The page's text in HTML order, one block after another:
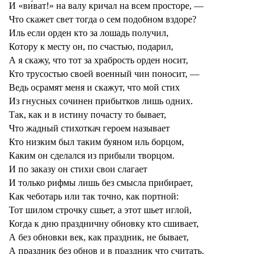
И «ви́ват!» на валу кричал на всем просторе, —
Что скажет свет тогда о сем подобном вздоре?
Иль если орден кто за лошадь получил,
Котору к месту он, по счастью, подарил,
А я скажу, что тот за храбрость орден носит,
Кто трусостью своей военный чин поносит, —
Ведь осрамят меня и скажут, что мой стих
Из гнусных сочинен прибытков лишь одних.
Так, как и в истину почасту то бывает,
Что жадный стихоткач героем называет
Кто низким был таким буяном иль борцом,
Каким он сделался из прибыли творцом.
И по заказу он стихи свои слагает
И только рифмы лишь без смысла прибирает,
Как чеботарь или так точно, как портной:
Тот шилом строчку сшьет, а этот шьет иглой,
Когда к дню праздничну обновку кто сшивает,
А без обновки век, как праздник, не бывает,
А праздник без обнов и в праздник что считать.